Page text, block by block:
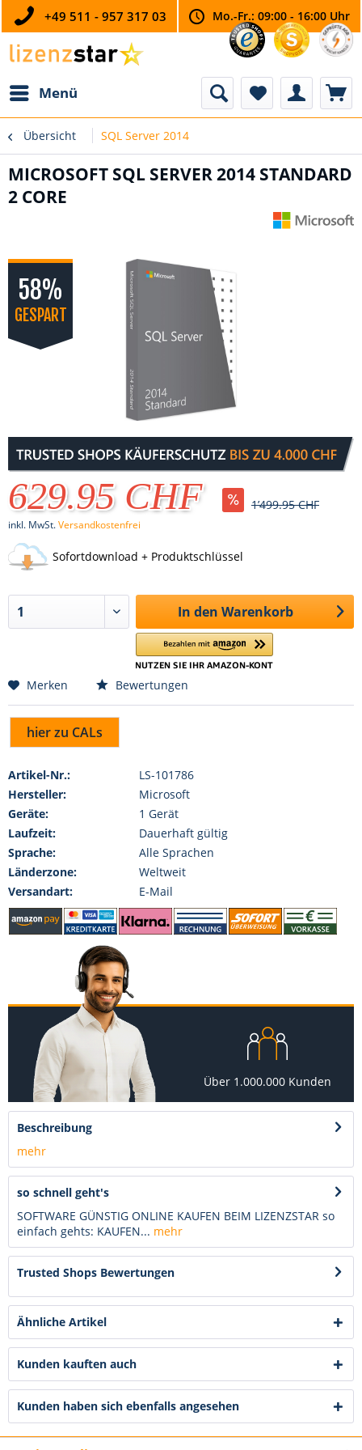
+49 511 - 957 317 03 Mo.-Fr.: 09:00 - 16:00 Uhr
Menü
Übersicht SQL Server 2014
MICROSOFT SQL SERVER 2014 STANDARD
2 CORE
58%
GESPART
629.95 CHF 1’499.95 CHF
inkl. MwSt.Versandkostenfrei
Sofortdownload + Produktschlüssel
In den Warenkorb
Merken Bewertungen
hier zu CALs
Artikel-Nr.:
LS-101786
Hersteller:
Microsoft
Geräte:
1 Gerät
Laufzeit:
Dauerhaft gültig
Sprache:
Alle Sprachen
Länderzone:
Weltweit
Versandart:
E-Mail
Über 1.000.000 Kunden
Beschreibung
mehr
so schnell geht's
SOFTWARE GÜNSTIG ONLINE KAUFEN BEIM LIZENZSTAR so
einfach gehts: KAUFEN... mehr
Trusted Shops Bewertungen
Ähnliche Artikel
Kunden kauften auch
Kunden haben sich ebenfalls angesehen